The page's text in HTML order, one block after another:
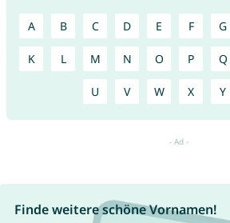
A B C D E F G
K L M N O P Q
U V W X Y
Finde weitere schöne Vornamen!